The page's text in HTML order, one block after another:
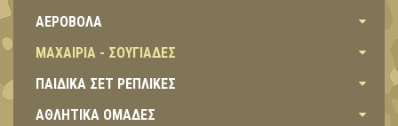
ΑΕΡΟΒΟΛΑ
ΜΑΧΑΙΡΙΑ - ΣΟΥΓΙΑΔΕΣ
ΠΑΙΔΙΚΑ ΣΕΤ ΡΕΠΛΙΚΕΣ
ΑΘΛΗΤΙΚΑ ΟΜΑΔΕΣ